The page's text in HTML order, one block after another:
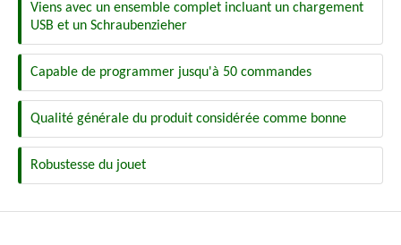
Viens avec un ensemble complet incluant un chargement
USB et un Schraubenzieher
Capable de programmer jusqu'à 50 commandes
Qualité générale du produit considérée comme bonne
Robustesse du jouet